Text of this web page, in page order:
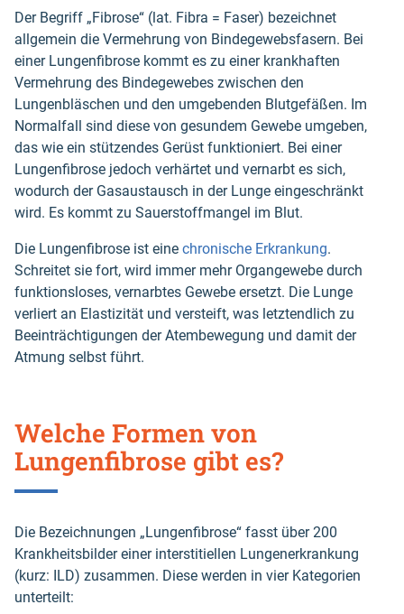
Der Begriff „Fibrose“ (lat. Fibra = Faser) bezeichnet
allgemein die Vermehrung von Bindegewebsfasern. Bei
einer Lungenfibrose kommt es zu einer krankhaften
Vermehrung des Bindegewebes zwischen den
Lungenbläschen und den umgebenden Blutgefäßen. Im
Normalfall sind diese von gesundem Gewebe umgeben,
das wie ein stützendes Gerüst funktioniert. Bei einer
Lungenfibrose jedoch verhärtet und vernarbt es sich,
wodurch der Gasaustausch in der Lunge eingeschränkt
wird. Es kommt zu Sauerstoffmangel im Blut.
Die Lungenfibrose ist eine chronische Erkrankung.
Schreitet sie fort, wird immer mehr Organgewebe durch
funktionsloses, vernarbtes Gewebe ersetzt. Die Lunge
verliert an Elastizität und versteift, was letztendlich zu
Beeinträchtigungen der Atembewegung und damit der
Atmung selbst führt.
Welche Formen von
Lungenfibrose gibt es?
Die Bezeichnungen „Lungenfibrose“ fasst über 200
Krankheitsbilder einer interstitiellen Lungenerkrankung
(kurz: ILD) zusammen. Diese werden in vier Kategorien
unterteilt: